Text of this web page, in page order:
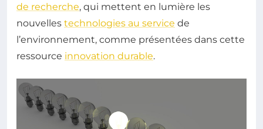
de recherche, qui mettent en lumière les
nouvelles technologies au service de
l’environnement, comme présentées dans cette
ressource innovation durable.